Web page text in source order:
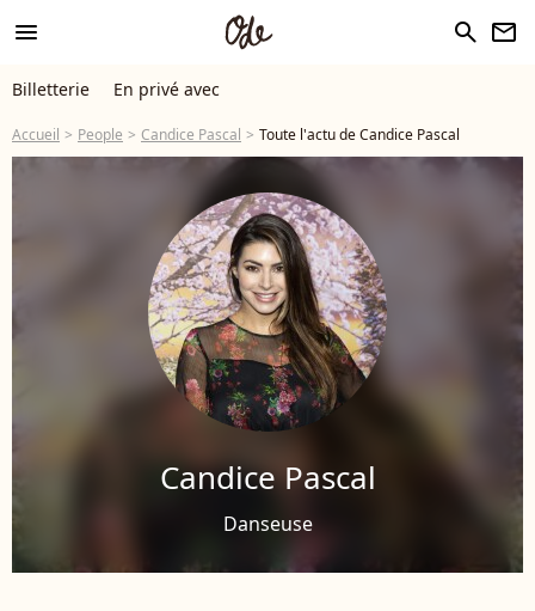
menu search newsletter
Billetterie En privé avec
Accueil People Candice Pascal Toute l'actu de Candice Pascal
Candice Pascal
Danseuse